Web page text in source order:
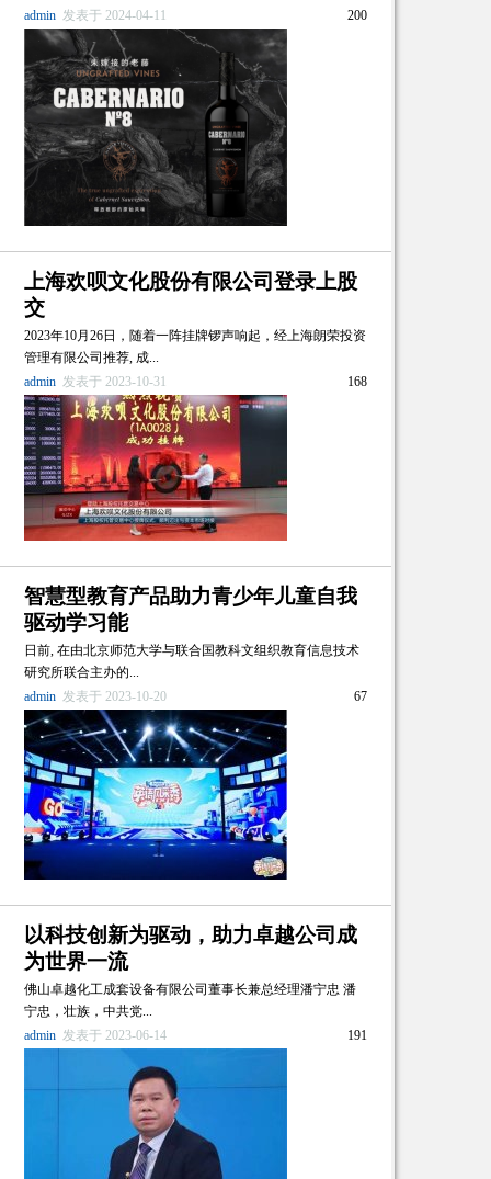
admin 发表于 2024-04-11 200
上海欢呗文化股份有限公司登录上股
交
2023年10月26日，随着一阵挂牌锣声响起，经上海朗荣投资
管理有限公司推荐, 成...
admin 发表于 2023-10-31 168
智慧型教育产品助力青少年儿童自我
驱动学习能
日前, 在由北京师范大学与联合国教科文组织教育信息技术
研究所联合主办的...
admin 发表于 2023-10-20 67
以科技创新为驱动，助力卓越公司成
为世界一流
佛山卓越化工成套设备有限公司董事长兼总经理潘宁忠 潘
宁忠，壮族，中共党...
admin 发表于 2023-06-14 191